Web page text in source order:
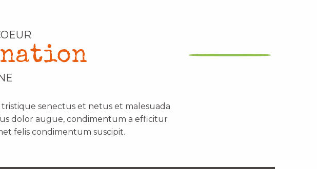
senectus et netus et malesuada
dolor augue, condimentum a efficitur
felis condimentum suscipit.